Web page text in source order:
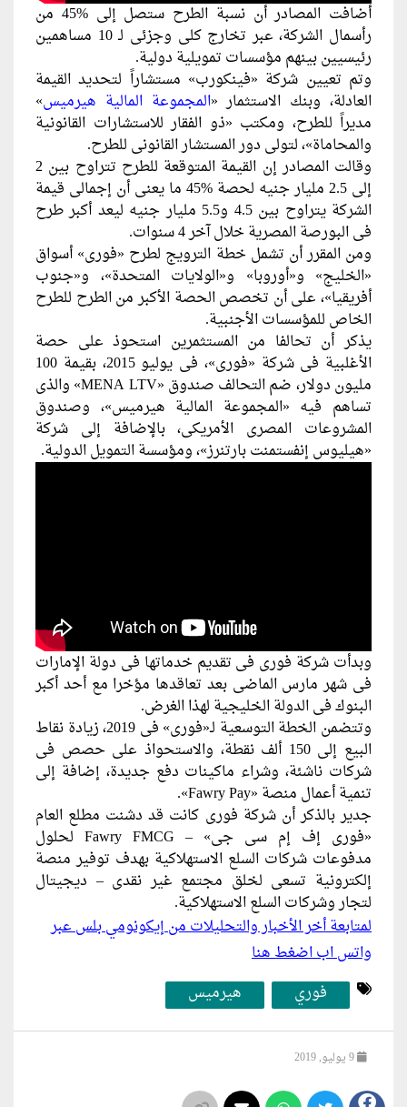
أضافت المصادر أن نسبة الطرح ستصل إلى %45 من
رأسمال الشركة، عبر تخارج كلى وجزئى لـ 10 مساهمين
رئيسيين بينهم مؤسسات تمويلية دولية.
وتم تعيين شركة «فينكورب» مستشاراً لتحديد القيمة
العادلة، وبنك الاستثمار «المجموعة المالية هيرميس»
مديراً للطرح، ومكتب «ذو الفقار للاستشارات القانونية
والمحاماة»، لتولى دور المستشار القانونى للطرح.
وقالت المصادر إن القيمة المتوقعة للطرح تتراوح بين 2
إلى 2.5 مليار جنيه لحصة %45 ما يعنى أن إجمالى قيمة
الشركة يتراوح بين 4.5 و5.5 مليار جنيه ليعد أكبر طرح
فى البورصة المصرية خلال آخر 4 سنوات.
ومن المقرر أن تشمل خطة الترويج لطرح «فورى» أسواق
«الخليج» و«أوروبا» و«الولايات المتحدة»، و«جنوب
أفريقيا»، على أن تخصص الحصة الأكبر من الطرح للطرح
الخاص للمؤسسات الأجنبية.
يذكر أن تحالفا من المستثمرين استحوذ على حصة
الأغلبية فى شركة «فورى»، فى يوليو 2015، بقيمة 100
مليون دولار، ضم التحالف صندوق «MENA LTV» والذى
تساهم فيه «المجموعة المالية هيرميس»، وصندوق
المشروعات المصرى الأمريكى، بالإضافة إلى شركة
«هيليوس إنفستمنت بارتنرز»، ومؤسسة التمويل الدولية.
وبدأت شركة فورى فى تقديم خدماتها فى دولة الإمارات
فى شهر مارس الماضى بعد تعاقدها مؤخرا مع أحد أكبر
البنوك فى الدولة الخليجية لهذا الغرض.
وتتضمن الخطة التوسعية لـ«فورى» فى 2019، زيادة نقاط
البيع إلى 150 ألف نقطة، والاستحواذ على حصص فى
شركات ناشئة، وشراء ماكينات دفع جديدة، إضافة إلى
تنمية أعمال منصة «Fawry Pay».
جدير بالذكر أن شركة فورى كانت قد دشنت مطلع العام
«فورى إف إم سى جى» – Fawry FMCG لحلول
مدفوعات شركات السلع الاستهلاكية بهدف توفير منصة
إلكترونية تسعى لخلق مجتمع غير نقدى – ديجيتال
لتجار وشركات السلع الاستهلاكية.
لمتابعة أخر الأخبار والتحليلات من إيكونومي بلس عبر
واتس اب اضغط هنا
فوري
هيرميس